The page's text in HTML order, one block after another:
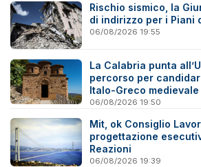
Rischio sismico, la
di indirizzo per i Piani
06/08/2026 19:55
La Calabria punta
percorso per
Italo-Greco medievale
06/08/2026 19:50
Mit, ok Consiglio
progettazione
Reazioni
06/08/2026 19:39